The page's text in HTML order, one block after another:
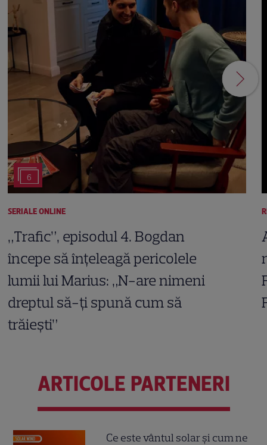
6
SERIALE ONLINE
„Trafic”, episodul 4. Bogdan
începe să înțeleagă pericolele
lumii lui Marius: „N-are nimeni
dreptul să-ți spună cum să
trăiești”
ARTICOLE PARTENERI
Ce este vântul solar și cum ne